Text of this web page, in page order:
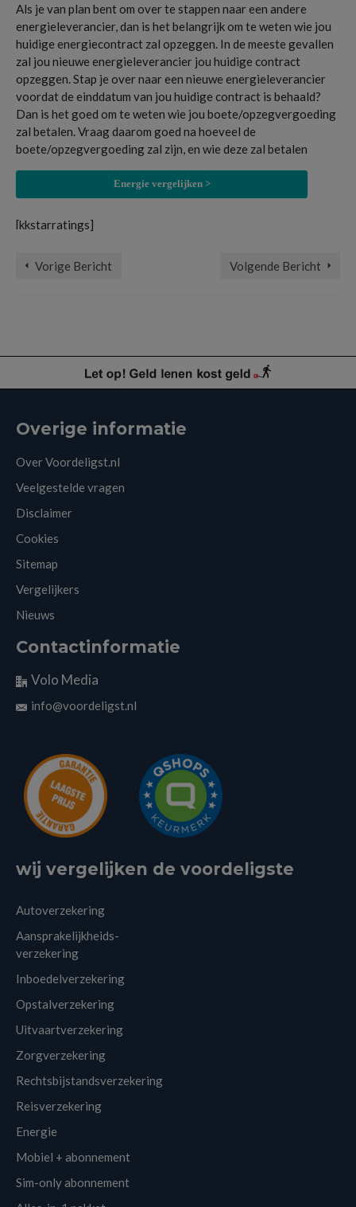
Als je van plan bent om over te stappen naar een andere
energieleverancier, dan is het belangrijk om te weten wie jou
huidige energiecontract zal opzeggen. In de meeste gevallen
zal jou nieuwe energieleverancier jou huidige contract
opzeggen. Stap je over naar een nieuwe energieleverancier
voordat de einddatum van jou huidige contract is behaald?
Dan is het goed om te weten wie jou boete/opzegvergoeding
zal betalen. Vraag daarom goed na hoeveel de
boete/opzegvergoeding zal zijn, en wie deze zal betalen
Energie vergelijken >
[kkstarratings]
Vorige Bericht Volgende Bericht
Overige informatie
Over Voordeligst.nl
Veelgestelde vragen
Disclaimer
Cookies
Sitemap
Vergelijkers
Nieuws
Contactinformatie
Volo Media
info@voordeligst.nl
wij vergelijken de voordeligste
Autoverzekering
Aansprakelijkheids-
verzekering
Inboedelverzekering
Opstalverzekering
Uitvaartverzekering
Zorgverzekering
Rechtsbijstandsverzekering
Reisverzekering
Energie
Mobiel + abonnement
Sim-only abonnement